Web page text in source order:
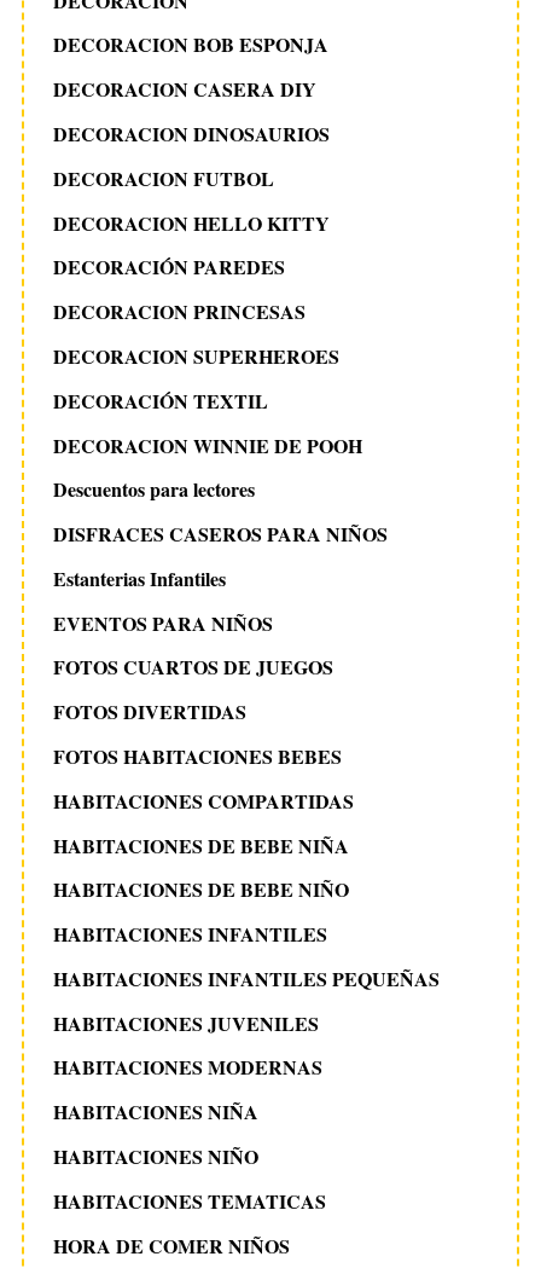
DECORACION BOB ESPONJA
DECORACION CASERA DIY
DECORACION DINOSAURIOS
DECORACION FUTBOL
DECORACION HELLO KITTY
DECORACIÓN PAREDES
DECORACION PRINCESAS
DECORACION SUPERHEROES
DECORACIÓN TEXTIL
DECORACION WINNIE DE POOH
Descuentos para lectores
DISFRACES CASEROS PARA NIÑOS
Estanterias Infantiles
EVENTOS PARA NIÑOS
FOTOS CUARTOS DE JUEGOS
FOTOS DIVERTIDAS
FOTOS HABITACIONES BEBES
HABITACIONES COMPARTIDAS
HABITACIONES DE BEBE NIÑA
HABITACIONES DE BEBE NIÑO
HABITACIONES INFANTILES
HABITACIONES INFANTILES PEQUEÑAS
HABITACIONES JUVENILES
HABITACIONES MODERNAS
HABITACIONES NIÑA
HABITACIONES NIÑO
HABITACIONES TEMATICAS
HORA DE COMER NIÑOS